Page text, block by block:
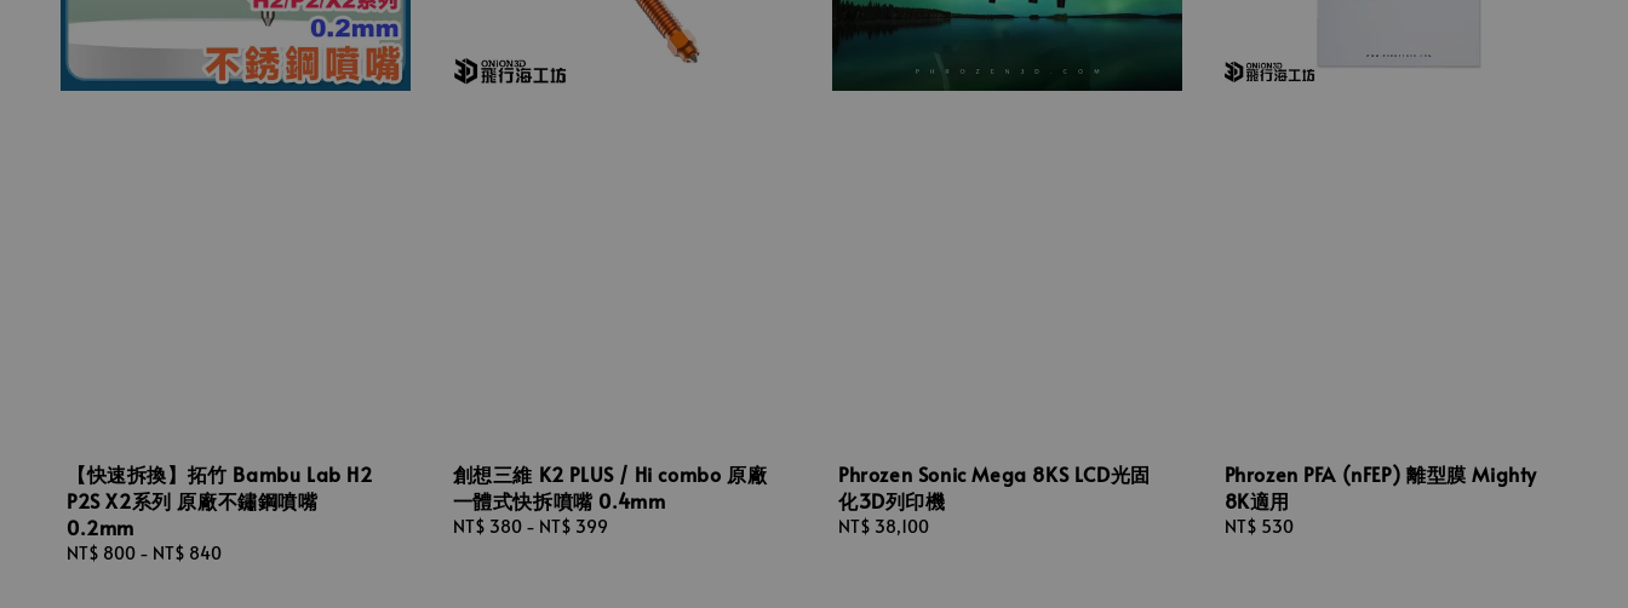
【快速拆換】拓竹 Bambu Lab H2
P2S X2系列 原廠不鏽鋼噴嘴
0.2mm
Regular
NT$ 800 - NT$ 840
創想三維 K2 PLUS / Hi combo 原廠
一體式快拆噴嘴 0.4mm
Regular
NT$ 380- NT$ 399
Phrozen Sonic Mega 8KS LCD光固
化3D列印機
Regular
NT$ 38,100
Phrozen PFA (nFEP) 離型膜 Mighty
8K適用
Regular
NT$ 530